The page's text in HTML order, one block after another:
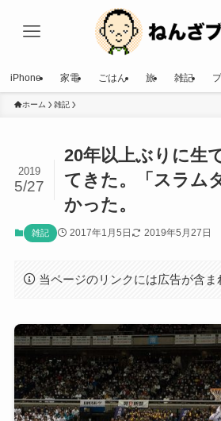
iPhone 家電 ごはん 旅 雑記
ホーム 雑記
20年以上ぶりに生
てきた。「スラム
かった。
2019
5/27
雑記 2017年1月5日 2019年5月27日
当ページのリンクには広告が含ま